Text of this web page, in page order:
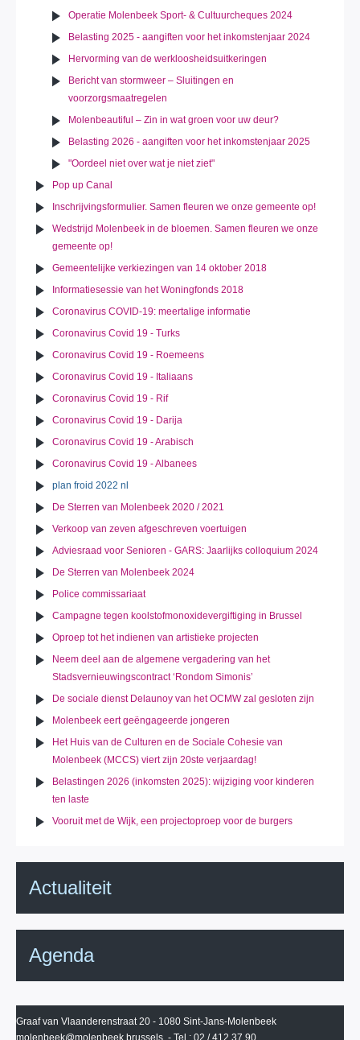
Operatie Molenbeek Sport- & Cultuurcheques 2024
Belasting 2025 - aangiften voor het inkomstenjaar 2024
Hervorming van de werkloosheidsuitkeringen
Bericht van stormweer – Sluitingen en
voorzorgsmaatregelen
Molenbeautiful – Zin in wat groen voor uw deur?
Belasting 2026 - aangiften voor het inkomstenjaar 2025
"Oordeel niet over wat je niet ziet"
Pop up Canal
Inschrijvingsformulier. Samen fleuren we onze gemeente op!
Wedstrijd Molenbeek in de bloemen. Samen fleuren we onze
gemeente op!
Gemeentelijke verkiezingen van 14 oktober 2018
Informatiesessie van het Woningfonds 2018
Coronavirus COVID-19: meertalige informatie
Coronavirus Covid 19 - Turks
Coronavirus Covid 19 - Roemeens
Coronavirus Covid 19 - Italiaans
Coronavirus Covid 19 - Rif
Coronavirus Covid 19 - Darija
Coronavirus Covid 19 - Arabisch
Coronavirus Covid 19 - Albanees
plan froid 2022 nl
De Sterren van Molenbeek 2020 / 2021
Verkoop van zeven afgeschreven voertuigen
Adviesraad voor Senioren - GARS: Jaarlijks colloquium 2024
De Sterren van Molenbeek 2024
Police commissariaat
Campagne tegen koolstofmonoxidevergiftiging in Brussel
Oproep tot het indienen van artistieke projecten
Neem deel aan de algemene vergadering van het
Stadsvernieuwingscontract ‘Rondom Simonis’
De sociale dienst Delaunoy van het OCMW zal gesloten zijn
Molenbeek eert geëngageerde jongeren
Het Huis van de Culturen en de Sociale Cohesie van
Molenbeek (MCCS) viert zijn 20ste verjaardag!
Belastingen 2026 (inkomsten 2025): wijziging voor kinderen
ten laste
Vooruit met de Wijk, een projectoproep voor de burgers
Actualiteit
Agenda
Graaf van Vlaanderenstraat 20 - 1080 Sint-Jans-Molenbeek
molenbeek@molenbeek.brussels - Tel.: 02 / 412 37 90